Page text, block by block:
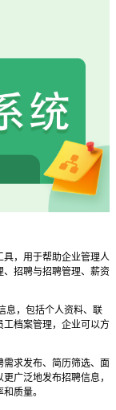
，用于帮助企业管理人
、招聘与招聘管理、薪资
息，包括个人资料、联
工档案管理，企业可以方
求发布、简历筛选、面
广泛地发布招聘信息，
质量。